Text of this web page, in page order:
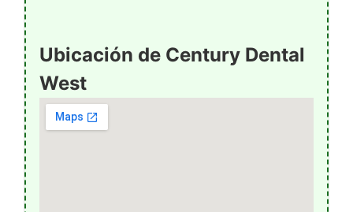
Ubicación de Century Dental
West